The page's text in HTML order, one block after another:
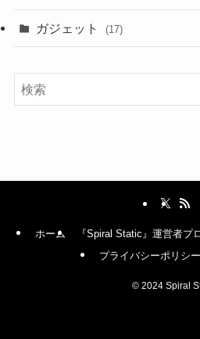
ガジェット (17)
ホーム 『Spiral Static』運営者プ
プライバシーポリシ
©2024 Spiral